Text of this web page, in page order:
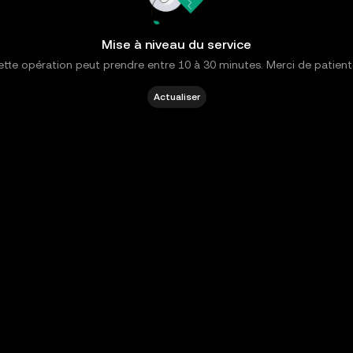
Mise à niveau du service
opération peut prendre entre 10 à 30 minutes. Merci de
Actualiser